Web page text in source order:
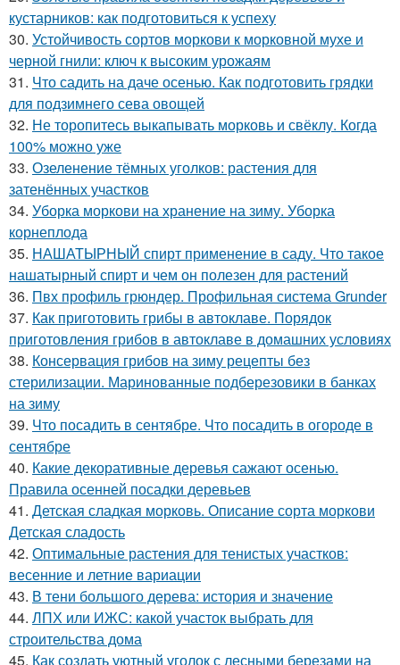
кустарников: как подготовиться к успеху
30. Устойчивость сортов моркови к морковной мухе и
черной гнили: ключ к высоким урожаям
31. Что садить на даче осенью. Как подготовить грядки
для подзимнего сева овощей
32. Не торопитесь выкапывать морковь и свёклу. Когда
100% можно уже
33. Озеленение тёмных уголков: растения для
затенённых участков
34. Уборка моркови на хранение на зиму. Уборка
корнеплода
35. НАШАТЫРНЫЙ спирт применение в саду. Что такое
нашатырный спирт и чем он полезен для растений
36. Пвх профиль грюндер. Профильная система Grunder
37. Как приготовить грибы в автоклаве. Порядок
приготовления грибов в автоклаве в домашних условиях
38. Консервация грибов на зиму рецепты без
стерилизации. Маринованные подберезовики в банках
на зиму
39. Что посадить в сентябре. Что посадить в огороде в
сентябре
40. Какие декоративные деревья сажают осенью.
Правила осенней посадки деревьев
41. Детская сладкая морковь. Описание сорта моркови
Детская сладость
42. Оптимальные растения для тенистых участков:
весенние и летние вариации
43. В тени большого дерева: история и значение
44. ЛПХ или ИЖС: какой участок выбрать для
строительства дома
45. Как создать уютный уголок с лесными березами на